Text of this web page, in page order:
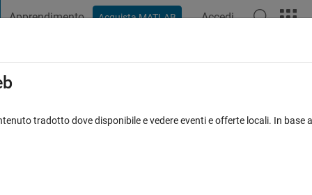
Apprendimento Acquista MATLAB Accedi
in a loop
tradotto dove disponibile e vedere eventi e offerte locali. In